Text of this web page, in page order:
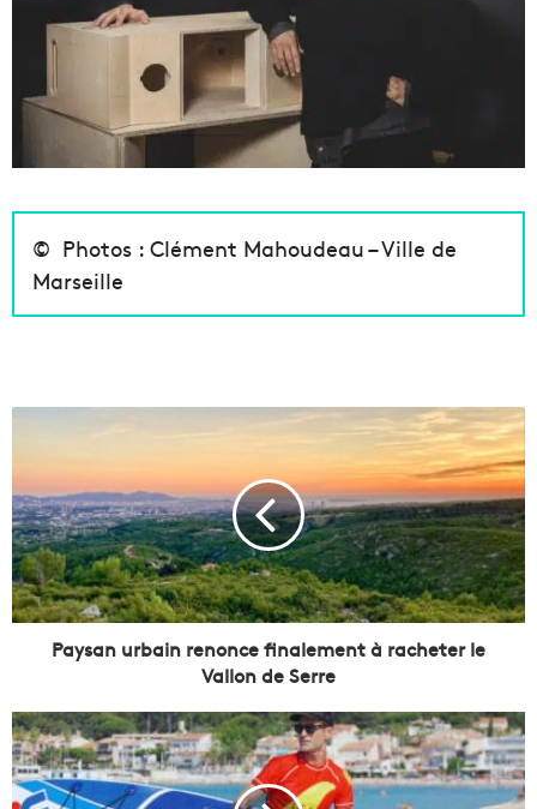
© Photos : Clément Mahoudeau – Ville de
Marseille
y
s
a
n
u
r
b
r
e
n
o
Paysan urbain renonce finalement à racheter le
Vallon de Serre
L
a
b
o